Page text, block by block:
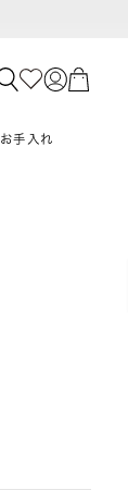
お手入れ